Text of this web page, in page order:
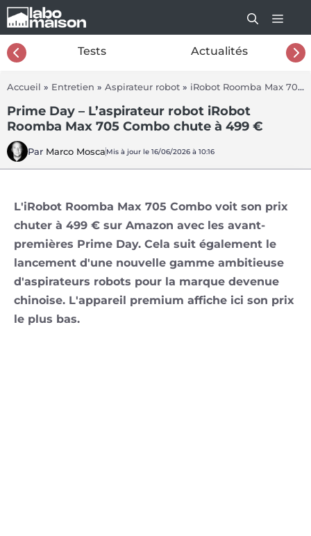
Aller
au
contenu
Tests Actualités
Accueil » Entretien » Aspirateur robot » iRobot Roomba Max 705 Combo
Prime Day – L’aspirateur robot iRobot
Roomba Max 705 Combo chute à 499 €
Par Marco Mosca Mis à jour le 16/06/2026 à 10:16
L'iRobot Roomba Max 705 Combo voit son prix
chuter à 499 € sur Amazon avec les avant-
premières Prime Day. Cela suit également le
lancement d'une nouvelle gamme ambitieuse
d'aspirateurs robots pour la marque devenue
chinoise. L'appareil premium affiche ici son prix
le plus bas.